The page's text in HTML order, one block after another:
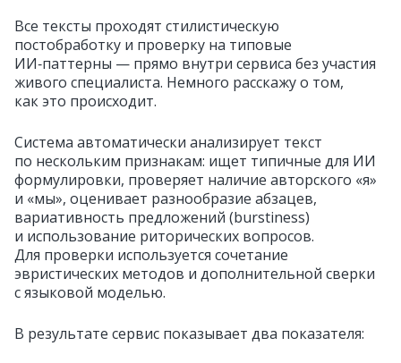
Все тексты проходят стилистическую
постобработку и проверку на типовые
ИИ‑паттерны — прямо внутри сервиса без участия
живого специалиста. Немного расскажу о том,
как это происходит.
Система автоматически анализирует текст
по нескольким признакам: ищет типичные для ИИ
формулировки, проверяет наличие авторского «я»
и «мы», оценивает разнообразие абзацев,
вариативность предложений (burstiness)
и использование риторических вопросов.
Для проверки используется сочетание
эвристических методов и дополнительной сверки
с языковой моделью.
В результате сервис показывает два показателя: